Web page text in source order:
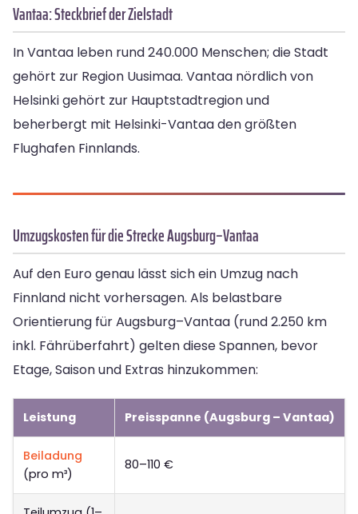
Vantaa: Steckbrief der Zielstadt
In Vantaa leben rund 240.000 Menschen; die Stadt
gehört zur Region Uusimaa. Vantaa nördlich von
Helsinki gehört zur Hauptstadtregion und
beherbergt mit Helsinki-Vantaa den größten
Flughafen Finnlands.
Umzugskosten für die Strecke Augsburg–Vantaa
Auf den Euro genau lässt sich ein Umzug nach
Finnland nicht vorhersagen. Als belastbare
Orientierung für Augsburg–Vantaa (rund 2.250 km
inkl. Fährüberfahrt) gelten diese Spannen, bevor
Etage, Saison und Extras hinzukommen:
Leistung Preisspanne (Augsburg – Vantaa)
Beiladung
(pro m³)
80–110 €